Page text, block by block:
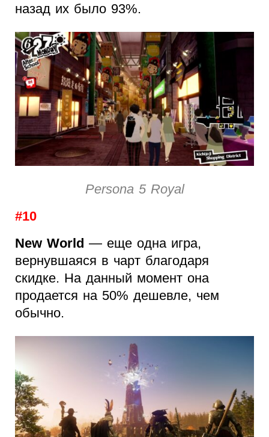
назад их было 93%.
Persona 5 Royal
#10
New World — еще одна игра,
вернувшаяся в чарт благодаря
скидке. На данный момент она
продается на 50% дешевле, чем
обычно.